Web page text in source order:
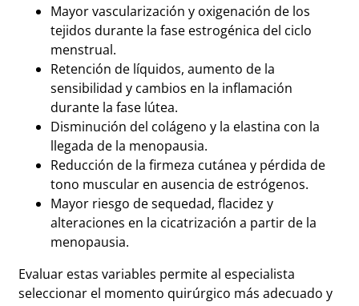
Mayor vascularización y oxigenación de los
tejidos durante la fase estrogénica del ciclo
menstrual.
Retención de líquidos, aumento de la
sensibilidad y cambios en la inflamación
durante la fase lútea.
Disminución del colágeno y la elastina con la
llegada de la menopausia.
Reducción de la firmeza cutánea y pérdida de
tono muscular en ausencia de estrógenos.
Mayor riesgo de sequedad, flacidez y
alteraciones en la cicatrización a partir de la
menopausia.
Evaluar estas variables permite al especialista
seleccionar el momento quirúrgico más adecuado y